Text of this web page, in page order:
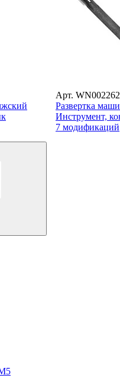
Арт.
Развертка
Инструмент,
7 модификаций